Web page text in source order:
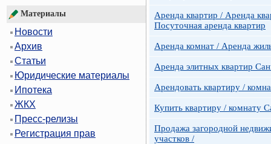
Материалы
Новости
Архив
Статьи
Юридические материалы
Ипотека
ЖКХ
Пресс-релизы
Регистрация прав
Аренда квартир / Аренда
Посуточная аренда квартир
Аренда комнат / Аренда
Аренда элитных квартир
Арендовать квартиру /
Купить квартиру / комнату
Продажа загородной
участков /